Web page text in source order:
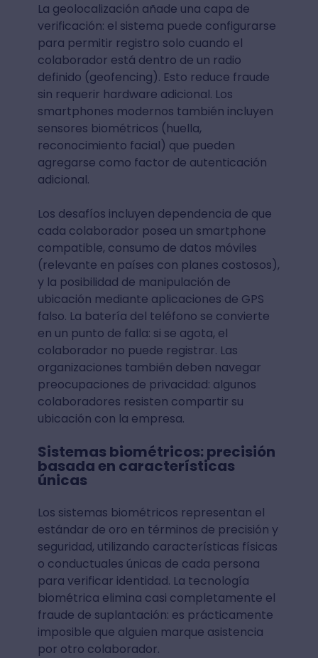
La geolocalización añade una capa de
verificación: el sistema puede configurarse
para permitir registro solo cuando el
colaborador está dentro de un radio
definido (geofencing). Esto reduce fraude
sin requerir hardware adicional. Los
smartphones modernos también incluyen
sensores biométricos (huella,
reconocimiento facial) que pueden
agregarse como factor de autenticación
adicional.
Los desafíos incluyen dependencia de que
cada colaborador posea un smartphone
compatible, consumo de datos móviles
(relevante en países con planes costosos),
y la posibilidad de manipulación de
ubicación mediante aplicaciones de GPS
falso. La batería del teléfono se convierte
en un punto de falla: si se agota, el
colaborador no puede registrar. Las
organizaciones también deben navegar
preocupaciones de privacidad: algunos
colaboradores resisten compartir su
ubicación con la empresa.
Sistemas biométricos: precisión
basada en características
únicas
Los sistemas biométricos representan el
estándar de oro en términos de precisión y
seguridad, utilizando características físicas
o conductuales únicas de cada persona
para verificar identidad. La tecnología
biométrica elimina casi completamente el
fraude de suplantación: es prácticamente
imposible que alguien marque asistencia
por otro colaborador.